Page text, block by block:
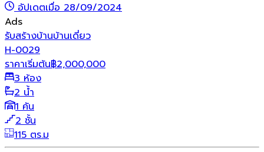
อัปเดตเมื่อ 28/09/2024
Ads
รับสร้างบ้านบ้านเดี่ยว
H-0029
ราคาเริ่มต้น฿2,000,000
3 ห้อง
2 น้ำ
1 คัน
2 ชั้น
115 ตร.ม